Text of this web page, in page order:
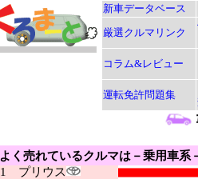
新車データベース
厳選クルマリンク
コラム&レビュー
運転免許問題集
よく売れているクルマは－乗用車系
1
プリウス